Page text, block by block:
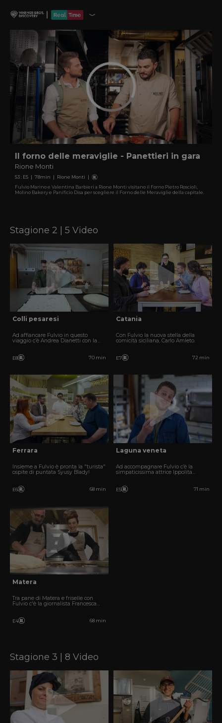
Il forno delle meraviglie - Panettieri in gara
Rione Monti
S3: E5 | 78min | Rione Monti
|
Fulvio Marino e Valentina Barbieri a Rione Monti visitano il Forno Pietro Roscioli,
Molino Bakery e Panificio Disa per scegliere il Forno delle Meraviglie della capitale.
Stagione 2 | 5 Video
Colli pesaresi
Ad affiancare Fulvio in questo
viaggio c’è Andrea Dianetti con la
E8 70 min
Catania
Con Fulvio la nuova stella della
comicità siciliana, Carlo Amleto.
E7 72 min
Ferrara
Insieme a Fulvio è pronta la "turista"
ospite di puntata Syusy Blady!
E6 68 min
Laguna veneta
Ad accompagnare Fulvio c’è la
simpaticissima attrice Ippolita
E5 71 min
Matera
Tra pane di Matera e friselle con
Fulvio c'è la giornalista Francesca
E4 68 min
Stagione 3 | 8 Video